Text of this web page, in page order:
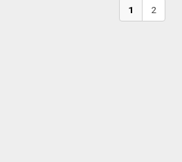
1 2